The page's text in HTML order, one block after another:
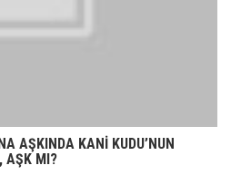
AŞKINDA KANİ KUDU’NUN
AŞK MI?